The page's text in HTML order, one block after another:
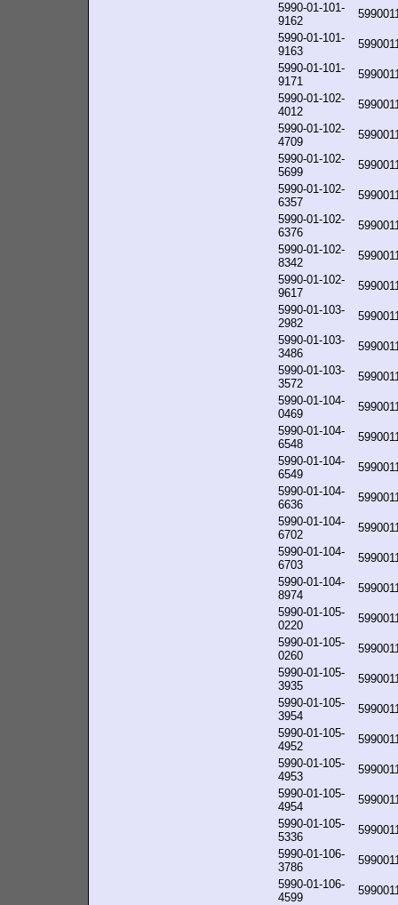
5990-01-101-
9162
5990-01-101-
9163
5990-01-101-
9171
5990-01-102-
4012
5990-01-102-
4709
5990-01-102-
5699
5990-01-102-
6357
5990-01-102-
6376
5990-01-102-
8342
5990-01-102-
9617
5990-01-103-
2982
5990-01-103-
3486
5990-01-103-
3572
5990-01-104-
0469
5990-01-104-
6548
5990-01-104-
6549
5990-01-104-
6636
5990-01-104-
6702
5990-01-104-
6703
5990-01-104-
8974
5990-01-105-
0220
5990-01-105-
0260
5990-01-105-
3935
5990-01-105-
3954
5990-01-105-
4952
5990-01-105-
4953
5990-01-105-
4954
5990-01-105-
5336
5990-01-106-
3786
5990-01-106-
4599